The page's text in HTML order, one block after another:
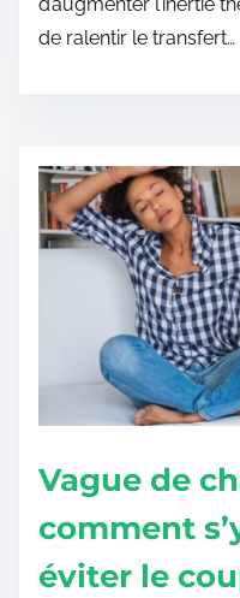
de ralentir le transfert…
Vague de
comment
éviter le